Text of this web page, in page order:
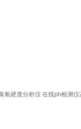
氧硬度分析仪 在线ph检测仪